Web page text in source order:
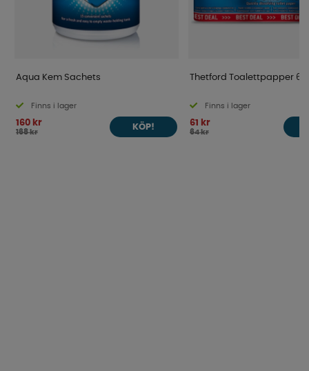
Aqua Kem Sachets
Finns i lager
160 kr
168 kr
KÖP!
Thetford Toalettpapper 6-
Finns i lager
61 kr
64 kr